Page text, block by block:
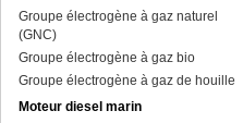
Groupe électrogène à gaz naturel
(GNC)
Groupe électrogène à gaz bio
Groupe électrogène à gaz de houille
Moteur diesel marin